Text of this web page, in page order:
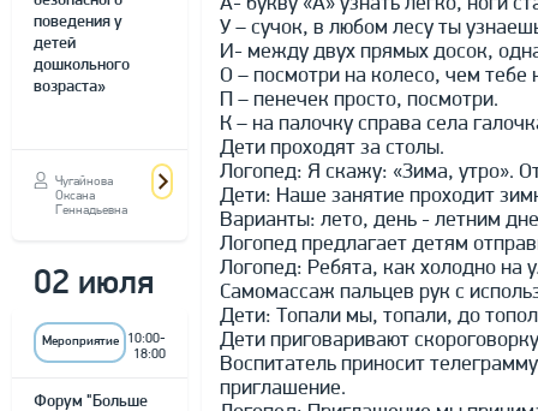
поведения у
детей
дошкольного
возраста»
Чугайнова
Оксана
Геннадьевна
02 июля
Мероприятие
10:00-
18:00
Форум "Больше
У – сучок, в любом лесу ты
И- между двух прямых досок,
О – посмотри на колесо, чем тебе
П – пенечек просто, посмотри.
К – на палочку справа села
Дети проходят за столы.
Логопед: Я скажу: «Зима, утро».
Дети: Наше занятие проходит
Варианты: лето, день - летним
Логопед предлагает детям
Логопед: Ребята, как холодно на
Самомассаж пальцев рук с
Дети: Топали мы, топали, до
Дети приговаривают
Воспитатель приносит
приглашение.